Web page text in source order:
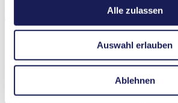
Alle zulassen
Auswahl erlauben
Ablehnen
Vorteile